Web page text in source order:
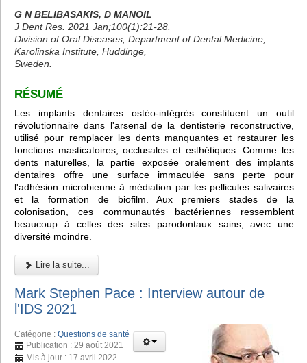
G N BELIBASAKIS, D MANOIL
J Dent Res. 2021 Jan;100(1):21-28.
Division of Oral Diseases, Department of Dental Medicine,
Karolinska Institute, Huddinge,
Sweden.
RÉSUMÉ
Les implants dentaires ostéo-intégrés constituent un outil
révolutionnaire dans l'arsenal de la dentisterie reconstructive,
utilisé pour remplacer les dents manquantes et restaurer les
fonctions masticatoires, occlusales et esthétiques. Comme les
dents naturelles, la partie exposée oralement des implants
dentaires offre une surface immaculée sans perte pour
l'adhésion microbienne à médiation par les pellicules salivaires
et la formation de biofilm. Aux premiers stades de la
colonisation, ces communautés bactériennes ressemblent
beaucoup à celles des sites parodontaux sains, avec une
diversité moindre.
Lire la suite...
Mark Stephen Pace : Interview autour de
l'IDS 2021
Catégorie : Questions de santé
Publication : 29 août 2021
Mis à jour : 17 avril 2022